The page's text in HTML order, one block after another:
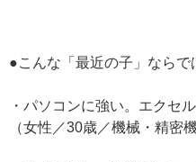
●こんな「最近の子」ならで
・パソコンに強い。エクセ
（女性／30歳／機械・精密機